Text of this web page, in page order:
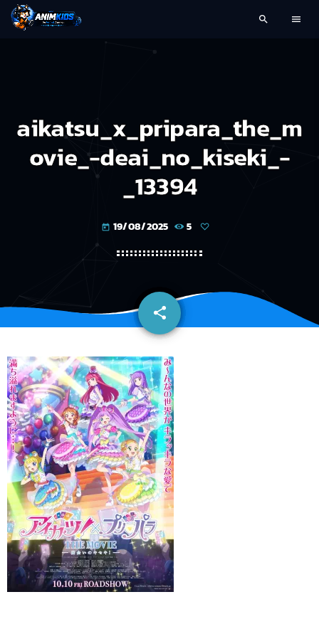
search menu
aikatsu_x_pripara_the_m
ovie_-deai_no_kiseki_-
_13394
today 19/08/2025 5
share
email